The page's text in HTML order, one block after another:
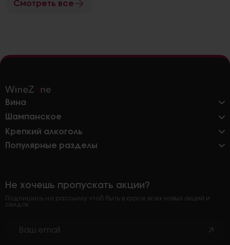
Смотреть все
Вина
Шампанское
Крепкий алкоголь
Популярные разделы
Не хочешь пропускать акции?
Подпишись на рассылку чтоб быть в курсе всех новых акций и
скидок